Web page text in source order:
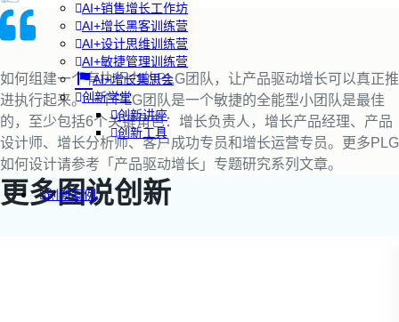
AI+销售增长工作坊
AI+增长黑客训练营
AI+设计思维训练营
AI+敏捷管理训练营
AI+增长集思会
创新学堂
创新讲座
创新工具
创新案例
如何组建一个有执行力的PLG团队，让产品驱动增长可以真正推
进执行起来。一个PLG团队是一个敏捷的全能型小团队是最佳
的，至少包括6个关键角色：增长负责人，增长产品经理、产品
设计师、增长分析师、客户成功专员和增长运营专员。更多PLG
如何设计请参考「产品驱动增长」专题研究系列文章。
更多图说创新